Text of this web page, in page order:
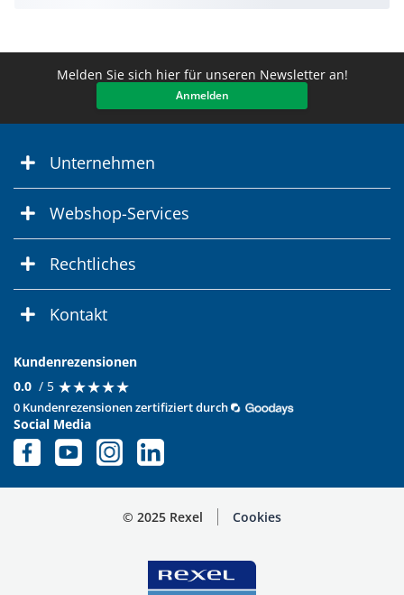
Melden Sie sich hier für unseren Newsletter an!
Anmelden
Unternehmen
Webshop-Services
Rechtliches
Kontakt
Kundenrezensionen
0.0 / 5 ★★★★★
★★★★★
0 Kundenrezensionen zertifiziert durch
Social Media
© 2025 Rexel Cookies